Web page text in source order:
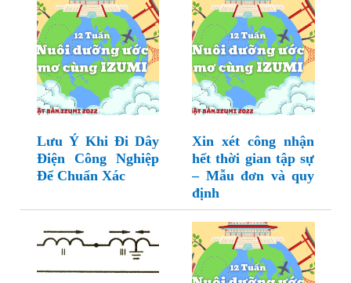
Lưu Ý Khi Đi Dây
Điện Công Nghiệp
Để Chuẩn Xác
Xin xét công nhận
hết thời gian tập sự
– Mẫu đơn và quy
định